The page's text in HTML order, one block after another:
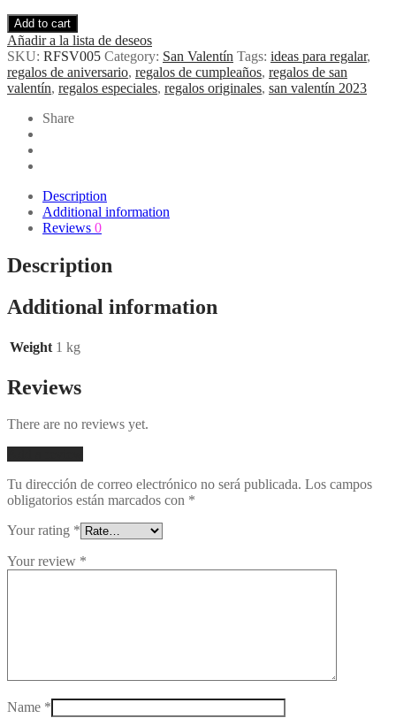
Add to cart
Añadir a la lista de deseos
SKU: RFSV005 Category: San Valentín Tags: ideas para regalar,
regalos de aniversario, regalos de cumpleaños, regalos de san
valentín, regalos especiales, regalos originales, san valentín 2023
Share
Description
Additional information
Reviews 0
Description
Additional information
Weight 1 kg
Reviews
There are no reviews yet.
Tu dirección de correo electrónico no será publicada. Los campos
obligatorios están marcados con *
Your rating *
Your review *
Name *